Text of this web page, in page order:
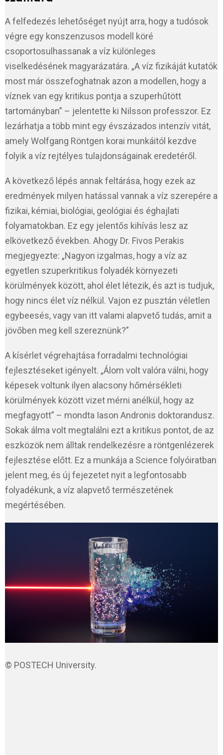
A felfedezés lehetőséget nyújt arra, hogy a tudósok
végre egy konszenzusos modell köré
csoportosulhassanak a víz különleges
viselkedésének magyarázatára. „A víz fizikáját kutatók
most már összefoghatnak azon a modellen, hogy a
víznek van egy kritikus pontja a szuperhűtött
tartományban” – jelentette ki Nilsson professzor. Ez
lezárhatja a több mint egy évszázados intenzív vitát,
amely Wolfgang Röntgen korai munkáitól kezdve
folyik a víz rejtélyes tulajdonságainak eredetéről.
A következő lépés annak feltárása, hogy ezek az
eredmények milyen hatással vannak a víz szerepére a
fizikai, kémiai, biológiai, geológiai és éghajlati
folyamatokban. Ez egy jelentős kihívás lesz az
elkövetkező években. Ahogy Dr. Fivos Perakis
megjegyezte: „Nagyon izgalmas, hogy a víz az
egyetlen szuperkritikus folyadék környezeti
körülmények között, ahol élet létezik, és azt is tudjuk,
hogy nincs élet víz nélkül. Vajon ez pusztán véletlen
egybeesés, vagy van itt valami alapvető tudás, amit a
jövőben meg kell szereznünk?”
A kísérlet végrehajtása forradalmi technológiai
fejlesztéseket igényelt. „Álom volt valóra válni, hogy
képesek voltunk ilyen alacsony hőmérsékleti
körülmények között vizet mérni anélkül, hogy az
megfagyott” – mondta Iason Andronis doktorandusz.
Sokak álma volt megtalálni ezt a kritikus pontot, de az
eszközök nem álltak rendelkezésre a röntgenlézerek
fejlesztése előtt. Ez a munkája a Science folyóiratban
jelent meg, és új fejezetet nyit a legfontosabb
folyadékunk, a víz alapvető természetének
megértésében.
© POSTECH University.